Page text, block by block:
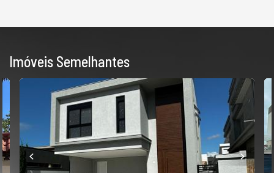
Imóveis Semelhantes